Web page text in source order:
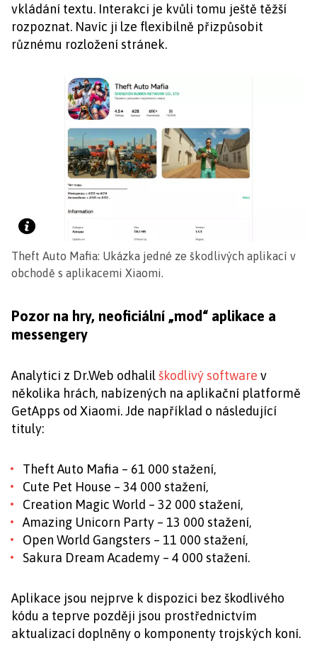
vkládání textu. Interakci je kvůli tomu ještě těžší
rozpoznat. Navíc ji lze flexibilně přizpůsobit
různému rozložení stránek.
Theft Auto Mafia: Ukázka jedné ze škodlivých aplikací v
obchodě s aplikacemi Xiaomi.
Pozor na hry, neoficiální „mod“ aplikace a
messengery
Analytici z Dr.Web odhalil škodlivý software v
několika hrách, nabízených na aplikační platformě
GetApps od Xiaomi. Jde například o následující
tituly:
Theft Auto Mafia – 61 000 stažení,
Cute Pet House – 34 000 stažení,
Creation Magic World – 32 000 stažení,
Amazing Unicorn Party – 13 000 stažení,
Open World Gangsters – 11 000 stažení,
Sakura Dream Academy – 4 000 stažení.
Aplikace jsou nejprve k dispozici bez škodlivého
kódu a teprve později jsou prostřednictvím
aktualizací doplněny o komponenty trojských koní.